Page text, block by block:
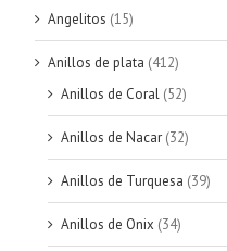
Angelitos (15)
Anillos de plata (412)
Anillos de Coral (52)
Anillos de Nacar (32)
Anillos de Turquesa (39)
Anillos de Onix (34)